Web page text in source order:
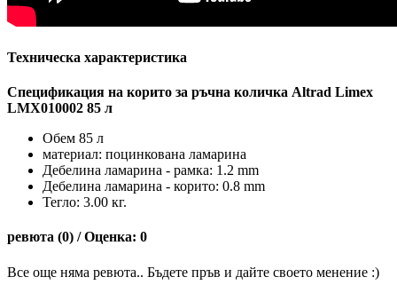
Техническа характеристика
Спецификация на корито за ръчна количка Altrad Limex
LMX010002 85 л
Обем 85 л
материал: поцинкована ламарина
Дебелина ламарина - рамка: 1.2 mm
Дебелина ламарина - корито: 0.8 mm
Тегло: 3.00 кг.
ревюта (0) / Оценка: 0
Все още няма ревюта.. Бъдете пръв и дайте своето менение :)